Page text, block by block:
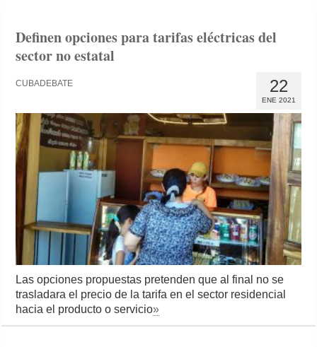
Definen opciones para tarifas eléctricas del
sector no estatal
22
ENE 2021
CUBADEBATE
Las opciones propuestas pretenden que al final no se
trasladara el precio de la tarifa en el sector residencial
hacia el producto o servicio»